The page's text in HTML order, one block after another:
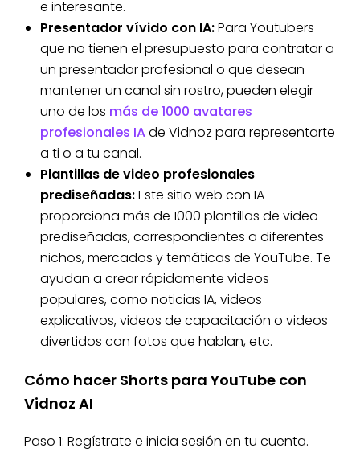
e interesante.
Presentador vívido con IA:Para Youtubers
que no tienen el presupuesto para contratar a
un presentador profesional o que desean
mantener un canal sin rostro, pueden elegir
uno de los más de 1000 avatares
profesionales IAde Vidnoz para representarte
a ti o a tu canal.
Plantillas de video profesionales
prediseñadas:Este sitio web con IA
proporciona más de 1000 plantillas de video
prediseñadas, correspondientes a diferentes
nichos, mercados y temáticas de YouTube. Te
ayudan a crear rápidamente videos
populares, como noticias IA, videos
explicativos, videos de capacitación o videos
divertidos con fotos que hablan, etc.
Cómo hacer Shorts para YouTube con
Vidnoz AI
Paso 1: Regístrate e inicia sesión en tu cuenta.